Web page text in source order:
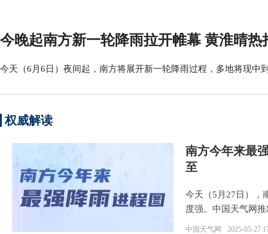
今晚起南方新一轮降雨拉开帷幕 黄淮晴
今天（6月6日）夜间起，南方将展开新一轮降雨过程，多地将现中
权威解读
南方今年来最
至
今天（5月27日），
度强。中国天气网
中国天气网 2025-05-27